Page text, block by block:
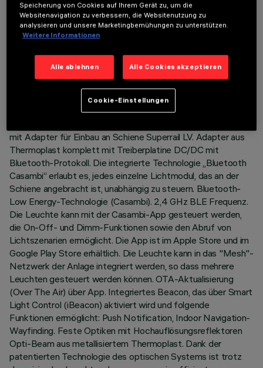
TECHNISCHE DATEN
mit Adapter für Einbau an Schiene Superrail LV. Adapter aus
Thermoplast komplett mit Treiberplatine DC/DC mit
Bluetooth-Protokoll. Die integrierte Technologie „Bluetooth
Casambi“ erlaubt es, jedes einzelne Lichtmodul, das an der
Schiene angebracht ist, unabhängig zu steuern. Bluetooth-
Low Energy-Technologie (Casambi). 2,4 GHz BLE Frequenz.
Die Leuchte kann mit der Casambi-App gesteuert werden,
die On-Off- und Dimm-Funktionen sowie den Abruf von
Lichtszenarien ermöglicht. Die App ist im Apple Store und im
Google Play Store erhältlich. Die Leuchte kann in das "Mesh"-
Netzwerk der Anlage integriert werden, so dass mehrere
Leuchten gesteuert werden können. OTA-Aktualisierung
(Over The Air) über App. Integriertes Beacon, das über Smart
Light Control (iBeacon) aktiviert wird und folgende
Funktionen ermöglicht: Push Notification, Indoor Navigation-
Wayfinding. Feste Optiken mit Hochauflösungsreflektoren
Opti-Beam aus metallisiertem Thermoplast. Dank der
patentierten Technologie des optischen Systems ist trotz
Speicherung von Cookies auf Ihrem Gerät zu, um die
Websitenavigation zu verbessern, die Websitenutzung zu
analysieren und unsere Marketingbemühungen zu unterstützen.
Weitere Informationen
Alle ablehnen Alle Cookies akzeptieren
Cookie-Einstellungen